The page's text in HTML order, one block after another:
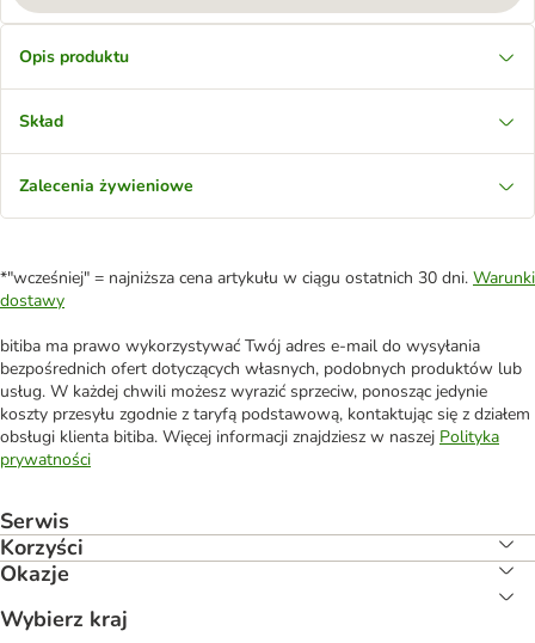
Opis produktu
Skład
Zalecenia żywieniowe
*"wcześniej" = najniższa cena artykułu w ciągu ostatnich 30 dni. Warunki
dostawy
bitiba ma prawo wykorzystywać Twój adres e-mail do wysyłania
bezpośrednich ofert dotyczących własnych, podobnych produktów lub
usług. W każdej chwili możesz wyrazić sprzeciw, ponosząc jedynie
koszty przesyłu zgodnie z taryfą podstawową, kontaktując się z działem
obsługi klienta bitiba. Więcej informacji znajdziesz w naszej Polityka
prywatności
Serwis
Korzyści
Okazje
Wybierz kraj